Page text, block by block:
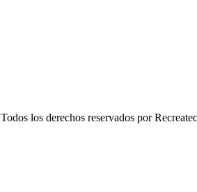
Todos los derechos reservados por